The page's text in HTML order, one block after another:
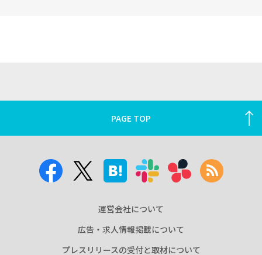
PAGE TOP
運営会社について
広告・求人情報掲載について
プレスリリースの受付と取材について